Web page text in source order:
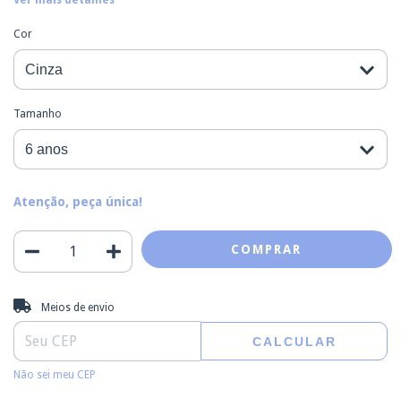
Cor
Tamanho
Atenção, peça única!
Entregas para o CEP:
Meios de envio
CALCULAR
Não sei meu CEP